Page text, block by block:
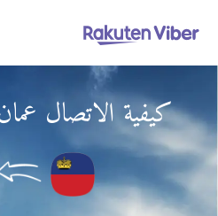
كيفية الاتصال